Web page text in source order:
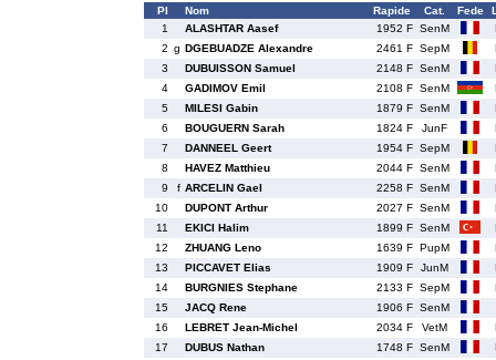
Pl Nom Rapide Cat. Fede
1
ALASHTAR Aasef 1952 F SenM
2 g DGEBUADZE Alexandre 2461 F SepM
3
DUBUISSON Samuel 2148 F SenM
4
GADIMOV Emil 2108 F SenM
5
MILESI Gabin 1879 F SenM
6
BOUGUERN Sarah 1824 F JunF
7
DANNEEL Geert 1954 F SepM
8
HAVEZ Matthieu 2044 F SenM
9
f ARCELIN Gael 2258 F SenM
10
DUPONT Arthur 2027 F SenM
11
EKICI Halim 1899 F SenM
12
ZHUANG Leno 1639 F PupM
13
PICCAVET Elias 1909 F JunM
14
BURGNIES Stephane 2133 F SepM
15
JACQ Rene 1906 F SenM
16
LEBRET Jean-Michel 2034 F VetM
17
DUBUS Nathan 1748 F SenM